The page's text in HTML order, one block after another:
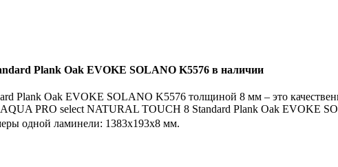
Plank Oak EVOKE SOLANO K5576 в наличии
Plank Oak EVOKE SOLANO K5576 толщиной 8 мм – это
PRO select NATURAL TOUCH 8 Standard Plank Oak EVOKE
одной ламинели: 1383x193x8 мм.